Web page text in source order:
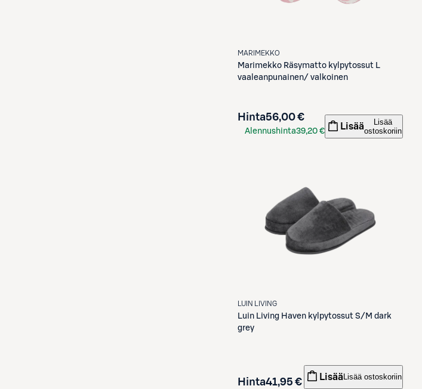
MARIMEKKO
Marimekko Räsymatto kylpytossut L
vaaleanpunainen/ valkoinen
Hinta56,00 €
Alennushinta39,20 € Lisää
Lisää
ostoskoriin
LUIN LIVING
Luin Living Haven kylpytossut S/M dark
grey
Hinta41,95 € Lisää Lisää ostoskoriin